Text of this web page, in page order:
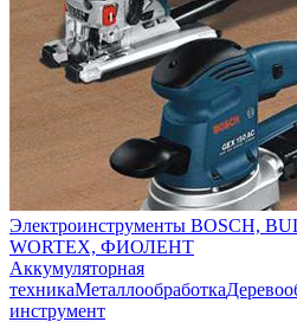
Электроинструменты BOSCH,
WORTEX, ФИОЛЕНТ
Аккумуляторная
техникаМеталлообработка
инструмент